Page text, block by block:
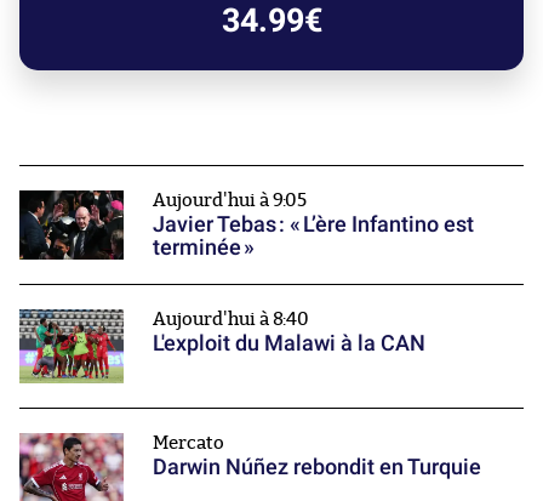
34.99€
Aujourd'hui à 9:05
Javier Tebas : « L’ère Infantino est
terminée »
Aujourd'hui à 8:40
L'exploit du Malawi à la CAN
Mercato
Darwin Núñez rebondit en Turquie